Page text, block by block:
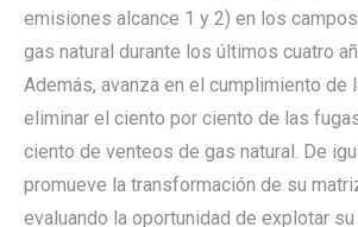
emisiones alcance 1 y 2) en los
gas natural durante los últimos cuatro
Además, avanza en el cumplimiento de
eliminar el ciento por ciento de las
ciento de venteos de gas natural. De
promueve la transformación de su
evaluando la oportunidad de explotar